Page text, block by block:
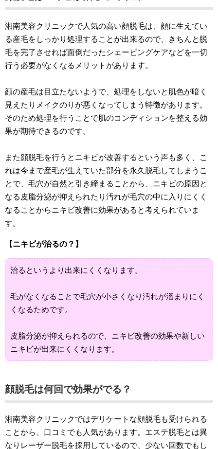
湘南美容クリニックで人気の高い顔脱毛は、顔に生えてい
る産毛をしっかり処理することが出来るので、きちんと脱
毛を完了させれば面倒だったシェービングケアなどを一切
行う必要がなくなるメリットがあります。
顔の産毛は目立たないようで、処理をしないと肌色が暗く
見えたりメイクのりが悪くなってしまう特徴があります。
そのため処理を行うことで肌のコンディションを整える効
果が期待できるのです。
また顔脱毛を行うとニキビが改善するという声も多く、こ
れは今まで産毛が生えていた部分を永久脱毛してしまうこ
とで、毛穴が自然と引き締まることから、ニキビの原因と
なる皮脂分泌が抑えられたり汚れが毛穴の中に入りにくく
なることからニキビ改善に効果があると考えられていま
す。
【ニキビが治るの？】
治るというより出来にくくなります。
毛がなくなることで毛穴が小さくなり汚れが溜まりにく
くなるためです。
皮脂分泌が抑えられるので、ニキビ改善の効果や新しい
ニキビが出来にくくなります。
顔脱毛は何回で効果がでる？
湘南美容クリニックではデリケートな顔脱毛も受けられる
ことから、口コミでも人気があります。エステ脱毛とは異
なりレーザー脱毛を採用しているので、少ない回数でもし